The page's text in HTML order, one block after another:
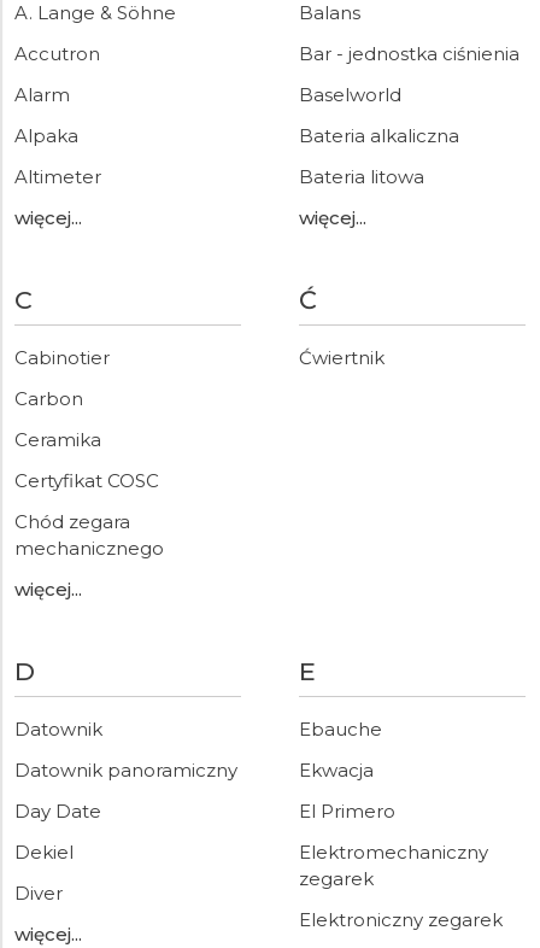
A. Lange & Söhne
Accutron
Alarm
Alpaka
Altimeter
więcej...
Balans
Bar - jednostka ciśnienia
Baselworld
Bateria alkaliczna
Bateria litowa
więcej...
C
Cabinotier
Carbon
Ceramika
Certyfikat COSC
Chód zegara
mechanicznego
więcej...
Ć
Ćwiertnik
D
Datownik
Datownik panoramiczny
Day Date
Dekiel
Diver
więcej...
E
Ebauche
Ekwacja
El Primero
Elektromechaniczny
zegarek
Elektroniczny zegarek